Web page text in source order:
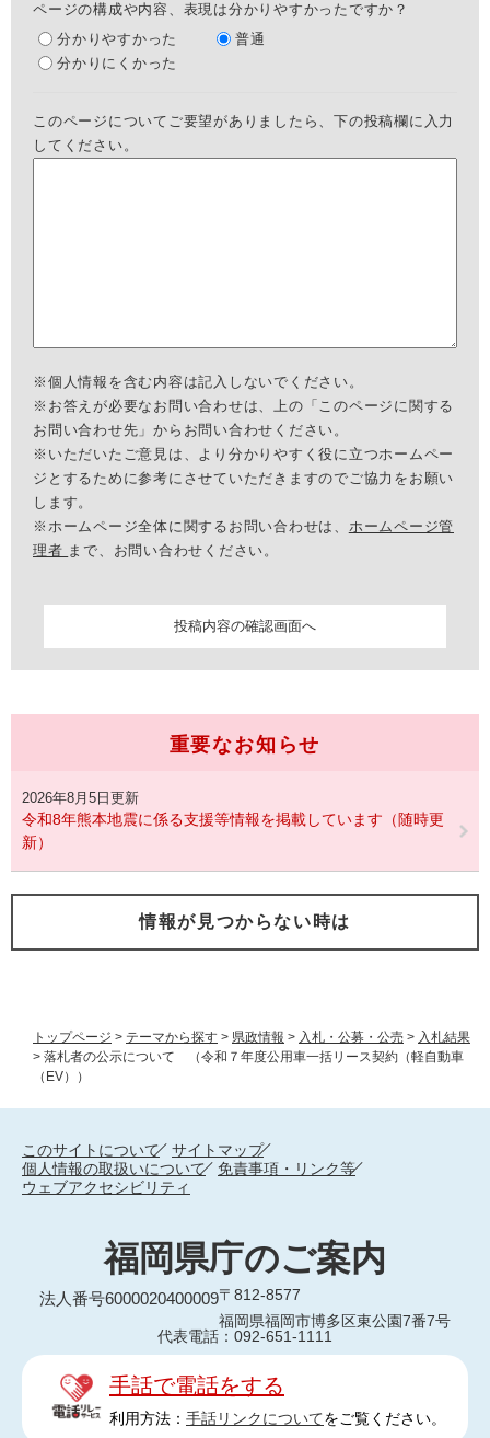
トップページ > テーマから探す > 県政情報 > 入札・公募・公売 > 入札結果
> 落札者の公示について （令和７年度公用車一括リース契約（軽自動車
（EV））
ページの構成や内容、表現は分かりやすかったですか？
分かりやすかった
普通
分かりにくかった
このページについてご要望がありましたら、下の投稿欄に入力
してください。
※個人情報を含む内容は記入しないでください。
※お答えが必要なお問い合わせは、上の「このページに関する
お問い合わせ先」からお問い合わせください。
※いただいたご意見は、より分かりやすく役に立つホームペー
ジとするために参考にさせていただきますのでご協力をお願い
します。
※ホームページ全体に関するお問い合わせは、 ホームページ管
理者 まで、お問い合わせください。
重要なお知らせ
2026年8月5日更新
令和8年熊本地震に係る支援等情報を掲載しています（随時更
新）
情報が見つからない時は
このサイトについて
サイトマップ
個人情報の取扱いについて
免責事項・リンク等
ウェブアクセシビリティ
福岡県庁のご案内
法人番号6000020400009〒812-8577
福岡県福岡市博多区東公園7番7号
代表電話：092-651-1111
手話で電話をする
利用方法： 手話リンクについてをご覧ください。